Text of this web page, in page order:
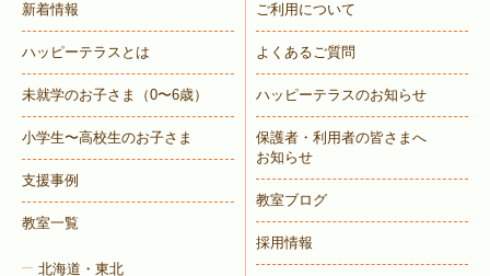
新着情報
ハッピーテラスとは
未就学のお子さま （0〜6歳）
小学生〜高校生のお子さま
支援事例
教室一覧
北海道・東北
ご利用について
よくあるご質問
ハッピーテラスのお知らせ
保護者・利用者の皆さまへ
お知らせ
教室ブログ
採用情報